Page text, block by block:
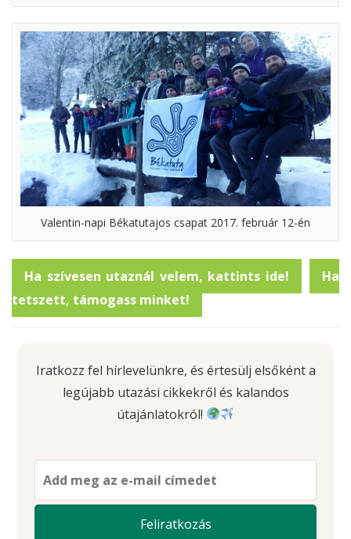
Valentin-napi Békatutajos csapat 2017. február 12-én
Ha szívesen utaznál velem, kattints ide!
Ha
tetszett, támogass minket!
Iratkozz fel hírlevelünkre, és értesülj elsőként a
legújabb utazási cikkekről és kalandos
útajánlatokról!